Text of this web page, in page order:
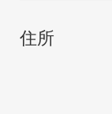
住所